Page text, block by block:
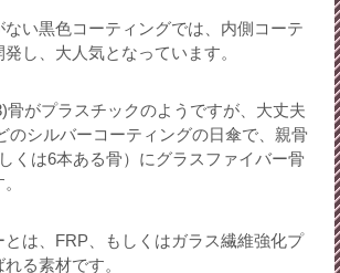
い黒色コーティングでは、内側コーテ
し、大人気となっています。
がプラスチックのようですが、大丈夫
のシルバーコーティングの日傘で、親骨
くは6本ある骨）にグラスファイバー骨
とは、FRP、もしくはガラス繊維強化プ
る素材です。